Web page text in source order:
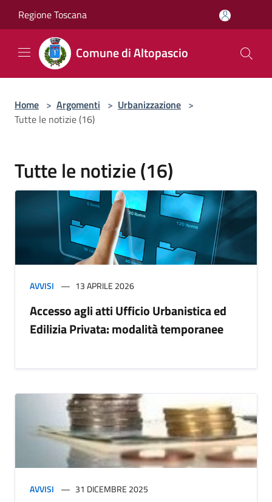
Regione Toscana
Comune di Altopascio
Home > Argomenti > Urbanizzazione >
Tutte le notizie (16)
Tutte le notizie (16)
AVVISI 13 APRILE 2026
Accesso agli atti Ufficio Urbanistica ed
Edilizia Privata: modalità temporanee
AVVISI 31 DICEMBRE 2025